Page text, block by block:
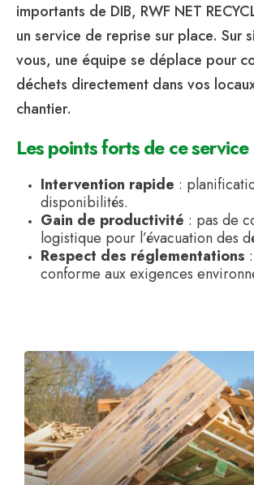
importants de DIB, RWF NET
un service de reprise sur place. Sur
vous, une équipe se déplace pour
déchets directement dans vos
chantier.
Les points forts de ce service
Intervention rapide :
disponibilités.
Gain de productivité : pas de
logistique pour l’évacuation des
Respect des réglementations
conforme aux exigences